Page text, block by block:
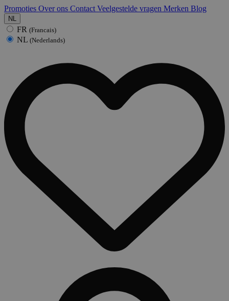
Promoties Over ons Contact Veelgestelde vragen Merken Blog
NL
FR (Francais)
NL (Nederlands)